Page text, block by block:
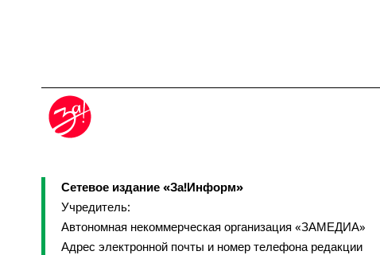
Сетевое издание «За!Информ»
Учредитель:
Автономная некоммерческая организация «ЗАМЕДИА»
Адрес электронной почты и номер телефона редакции